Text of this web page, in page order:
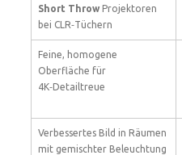
Short Throw Projektoren
bei CLR‑Tüchern
Feine, homogene
Oberfläche für
4K‑Detailtreue
Verbessertes Bild in Räumen
mit gemischter Beleuchtung